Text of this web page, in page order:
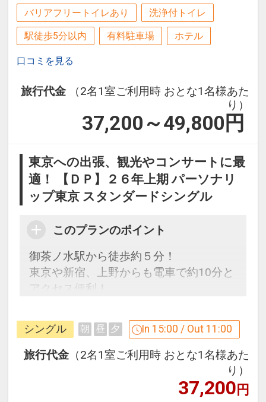
バリアフリートイレあり 洗浄付トイレ
駅徒歩5分以内 有料駐車場 ホテル
口コミを見る
旅行代金
（2名1室ご利用時 おとな1名様あた
り）
37,200～49,800 円
東京への出張、観光やコンサートに最
適！ 【ＤＰ】２６年上期 パーソナリ
ップ東京 スタンダードシングル
このプランのポイント
御茶ノ水駅から徒歩約５分！
東京や新宿、上野からも電車で約10分と
アクセス便利！
【連泊時の清掃に関しまして】
ベッドリネンは３泊ごと（４泊目）に１
度交換いたします。 ＊３泊目まではシー
ツ・カバー・ピローケースは交換せず手
シングル 朝 昼 夕 In 15:00 / Out 11:00
旅行代金 （2名1室ご利用時 おとな1名様あた
り）
37,200円